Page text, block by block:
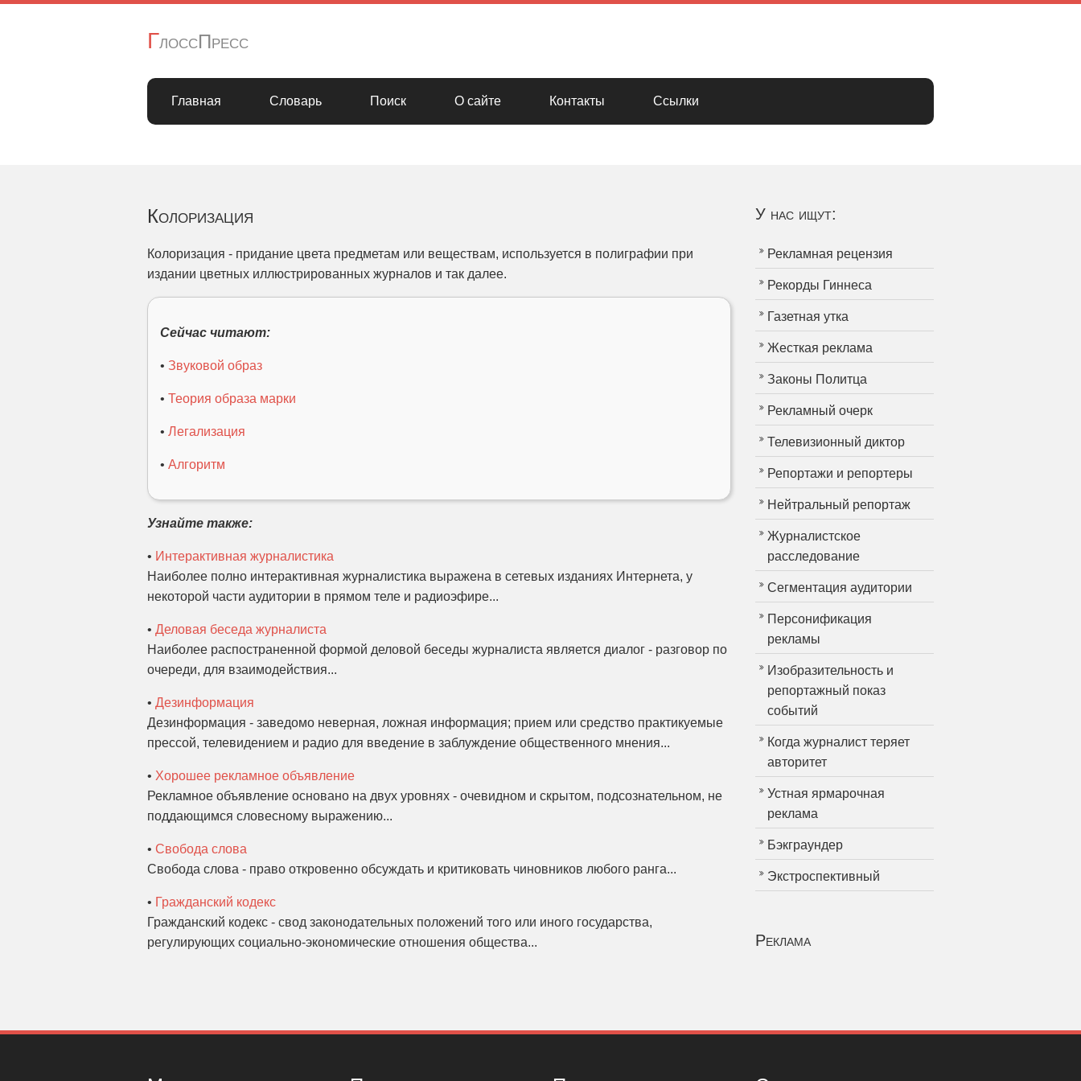
ГлоссПресс
Главная Словарь Поиск О сайте Контакты Ссылки
Колоризация
Колоризация - придание цвета предметам или веществам, используется в полиграфии при
издании цветных иллюстрированных журналов и так далее.
Сейчас читают:
• Звуковой образ
• Теория образа марки
• Легализация
• Алгоритм
Узнайте также:
• Интерактивная журналистика
Наиболее полно интерактивная журналистика выражена в сетевых изданиях Интернета, у
некоторой части аудитории в прямом теле и радиоэфире...
• Деловая беседа журналиста
Наиболее распостраненной формой деловой беседы журналиста является диалог - разговор по
очереди, для взаимодействия...
• Дезинформация
Дезинформация - заведомо неверная, ложная информация; прием или средство практикуемые
прессой, телевидением и радио для введение в заблуждение общественного мнения...
• Хорошее рекламное объявление
Рекламное объявление основано на двух уровнях - очевидном и скрытом, подсознательном, не
поддающимся словесному выражению...
• Свобода слова
Свобода слова - право откровенно обсуждать и критиковать чиновников любого ранга...
• Гражданский кодекс
Гражданский кодекс - свод законодательных положений того или иного государства,
регулирующих социально-экономические отношения общества...
У нас ищут:
Рекламная рецензия
Рекорды Гиннеса
Газетная утка
Жесткая реклама
Законы Политца
Рекламный очерк
Телевизионный диктор
Репортажи и репортеры
Нейтральный репортаж
Журналистское
расследование
Сегментация аудитории
Персонификация
рекламы
Изобразительность и
репортажный показ
событий
Когда журналист теряет
авторитет
Устная ярмарочная
реклама
Бэкграундер
Экстроспективный
Реклама